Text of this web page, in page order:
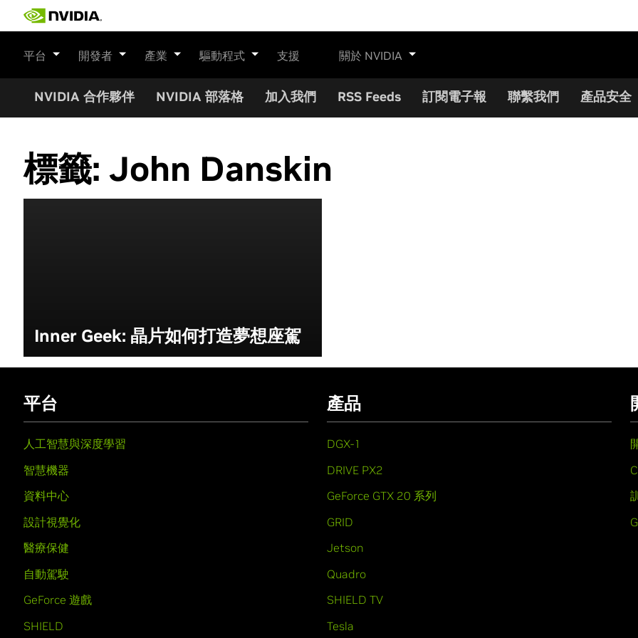
平台 開發者 產業 驅動程式 支援 關於 NVIDIA
NVIDIA 合作夥伴 NVIDIA 部落格 加入我們 RSS Feeds 訂閱電子報 聯繫我們 產品安全
標籤: John Danskin
Inner Geek: 晶片如何打造夢想座駕
平台
人工智慧與深度學習
智慧機器
資料中心
設計視覺化
醫療保健
自動駕駛
GeForce 遊戲
SHIELD
產品
DGX-1
DRIVE PX2
GeForce GTX 20 系列
GRID
Jetson
Quadro
SHIELD TV
Tesla